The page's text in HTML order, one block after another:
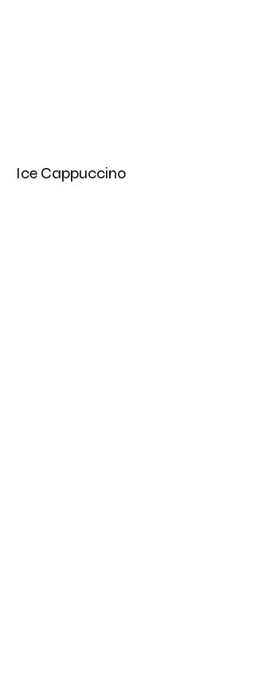
Ice Cappuccino